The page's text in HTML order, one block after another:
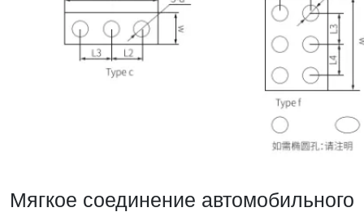
Мягкое соединение автомобильного